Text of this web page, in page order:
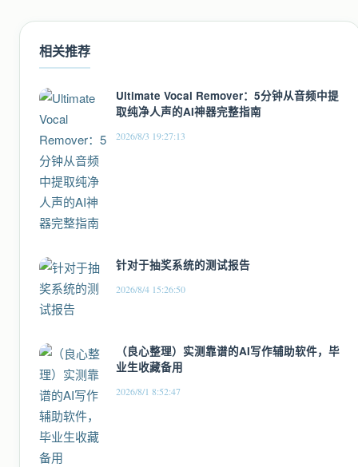
相关推荐
Ultimate Vocal Remover：5分钟从音频中提
取纯净人声的AI神器完整指南
2026/8/3 19:27:13
针对于抽奖系统的测试报告
2026/8/4 15:26:50
（良心整理）实测靠谱的AI写作辅助软件，毕
业生收藏备用
2026/8/1 8:52:47